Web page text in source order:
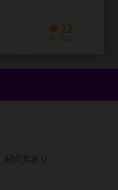
12
持ってる
紹介文あり